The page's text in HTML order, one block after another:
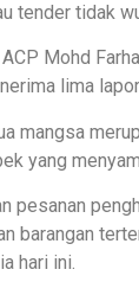
tender tidak
Mohd
lima
mangsa
yang
pesanan
barangan
hari ini.